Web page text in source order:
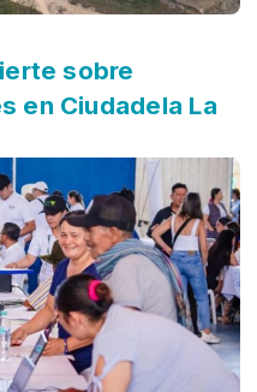
sobre
en Ciudadela La